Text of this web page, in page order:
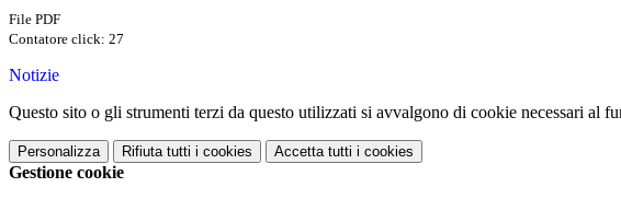
File PDF
Contatore click: 27
Notizie
Questo sito o gli strumenti terzi da questo utilizzati si avvalgono di cookie necessari al
Personalizza Rifiuta tutti i cookies Accetta tutti i cookies
Gestione cookie